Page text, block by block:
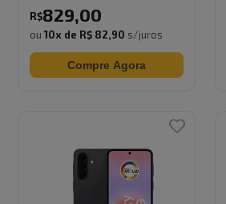
R$829,00
ou 10x de R$ 82,90 s/juros
Compre Agora